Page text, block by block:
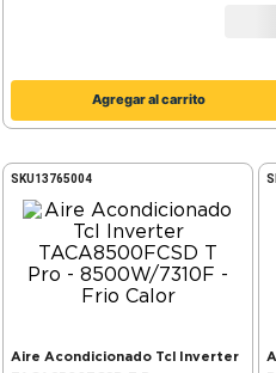
Agregar al carrito
SKU13765004
Aire Acondicionado Tcl Inverter